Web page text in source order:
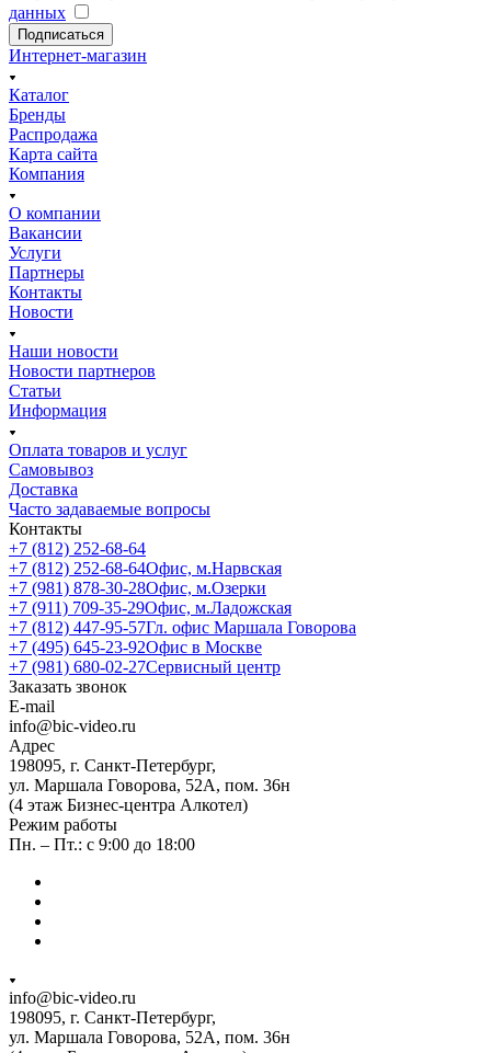
данных
Подписаться
Интернет-магазин
Каталог
Бренды
Распродажа
Карта сайта
Компания
О компании
Вакансии
Услуги
Партнеры
Контакты
Новости
Наши новости
Новости партнеров
Статьи
Информация
Оплата товаров и услуг
Самовывоз
Доставка
Часто задаваемые вопросы
Контакты
+7 (812) 252-68-64
+7 (812) 252-68-64Офис, м.Нарвская
+7 (981) 878-30-28Офис, м.Озерки
+7 (911) 709-35-29Офис, м.Ладожская
+7 (812) 447-95-57Гл. офис Маршала Говорова
+7 (495) 645-23-92Офис в Москве
+7 (981) 680-02-27Сервисный центр
Заказать звонок
E-mail
info@bic-video.ru
Адрес
198095, г. Санкт-Петербург,
ул. Маршала Говорова, 52А, пом. 36н
(4 этаж Бизнес-центра Алкотел)
Режим работы
Пн. – Пт.: с 9:00 до 18:00
info@bic-video.ru
198095, г. Санкт-Петербург,
ул. Маршала Говорова, 52А, пом. 36н